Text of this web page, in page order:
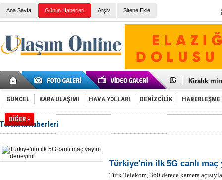
Ana Sayfa Günün Haberleri Arşiv Sitene Ekle
Kiralık
VW'de üst
Ünye
İzmir-
HAVAŞ 21
İran'a ait
'Jet uçak'
GÜNCEL KARA ULAŞIMI HAVA YOLLARI DENİZCİLİK HABERLEŞME
DİĞER »
Telekom Haberleri
Türkiye'nin ilk 5G canlı maç
Türk Telekom, 360 derece kamera